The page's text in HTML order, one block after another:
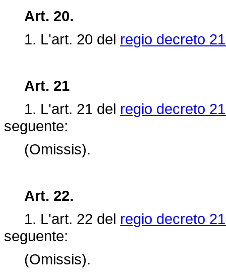
Art. 20.
1. L'art. 20 del regio decreto
Art. 21
1. L'art. 21 del regio decreto
seguente:
(Omissis).
Art. 22.
1. L'art. 22 del regio decreto
seguente:
(Omissis).